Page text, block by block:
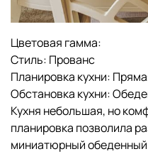
Цветовая гамма:
Стиль: Прованс
Планировка кухни:
Обстановка кухни:
Кухня небольшая, но
планировка позволила
миниатюрный обеденный